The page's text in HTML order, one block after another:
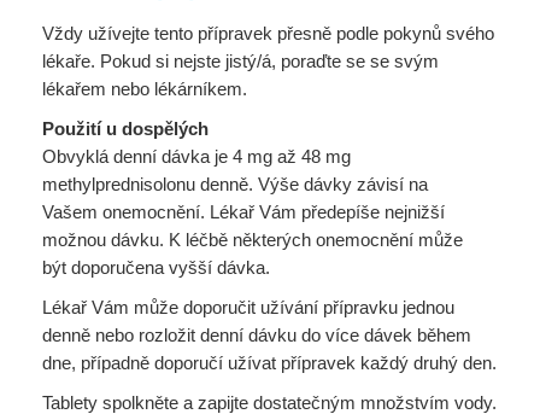
Vždy užívejte tento přípravek přesně podle pokynů svého
lékaře. Pokud si nejste jistý/á, poraďte se se svým
lékařem nebo lékárníkem.
Použití u dospělých
Obvyklá denní dávka je 4 mg až 48 mg
methylprednisolonu denně. Výše dávky závisí na
Vašem onemocnění. Lékař Vám předepíše nejnižší
možnou dávku. K léčbě některých onemocnění může
být doporučena vyšší dávka.
Lékař Vám může doporučit užívání přípravku jednou
denně nebo rozložit denní dávku do více dávek během
dne, případně doporučí užívat přípravek každý druhý den.
Tablety spolkněte a zapijte dostatečným množstvím vody.